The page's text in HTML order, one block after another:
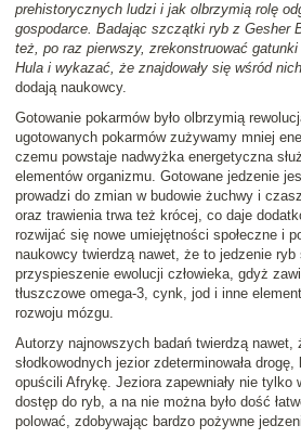
prehistorycznych ludzi i jak olbrzymią rolę
gospodarce. Badając szczątki ryb z Gesher
też, po raz pierwszy, zrekonstruować
Hula i wykazać, że znajdowały się wśród
dodają naukowcy.
Gotowanie pokarmów było olbrzymią
ugotowanych pokarmów zużywamy mniej
czemu powstaje nadwyżka energetyczna
elementów organizmu. Gotowane jedzenie
prowadzi do zmian w budowie żuchwy i
oraz trawienia trwa też krócej, co daje
rozwijać się nowe umiejętności społeczne i
naukowcy twierdzą nawet, że to jedzenie ryb
przyspieszenie ewolucji człowieka, gdyż
tłuszczowe omega-3, cynk, jod i inne
rozwoju mózgu.
Autorzy najnowszych badań twierdzą nawet,
słodkowodnych jezior zdeterminowała
opuścili Afrykę. Jeziora zapewniały nie tylko
dostęp do ryb, a na nie można było dość
polować, zdobywając bardzo pożywne